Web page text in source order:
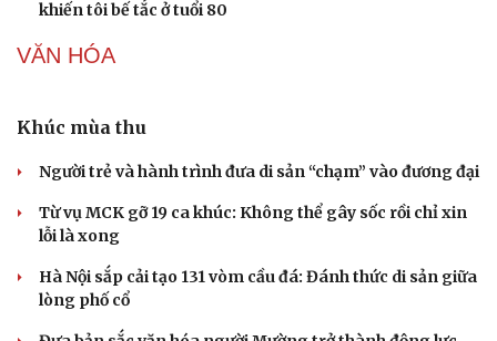
"bảo vệ con người"
đất nước
"Loạn" biển hiệu tiếng nước ngoài: Đã đến lúc chấn
chỉnh
Lời đề nghị của người tình trẻ về chuyện có con chung
khiến tôi bế tắc ở tuổi 80
VĂN HÓA